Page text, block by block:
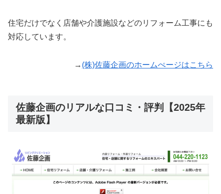
住宅だけでなく店舗や介護施設などのリフォーム工事にも
対応しています。
→ (株)佐藤企画のホームぺージはこちら
佐藤企画のリアルな口コミ・評判【2025年
最新版】